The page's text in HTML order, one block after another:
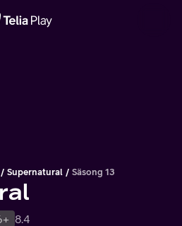
Supernatural Säsong 13
8.4